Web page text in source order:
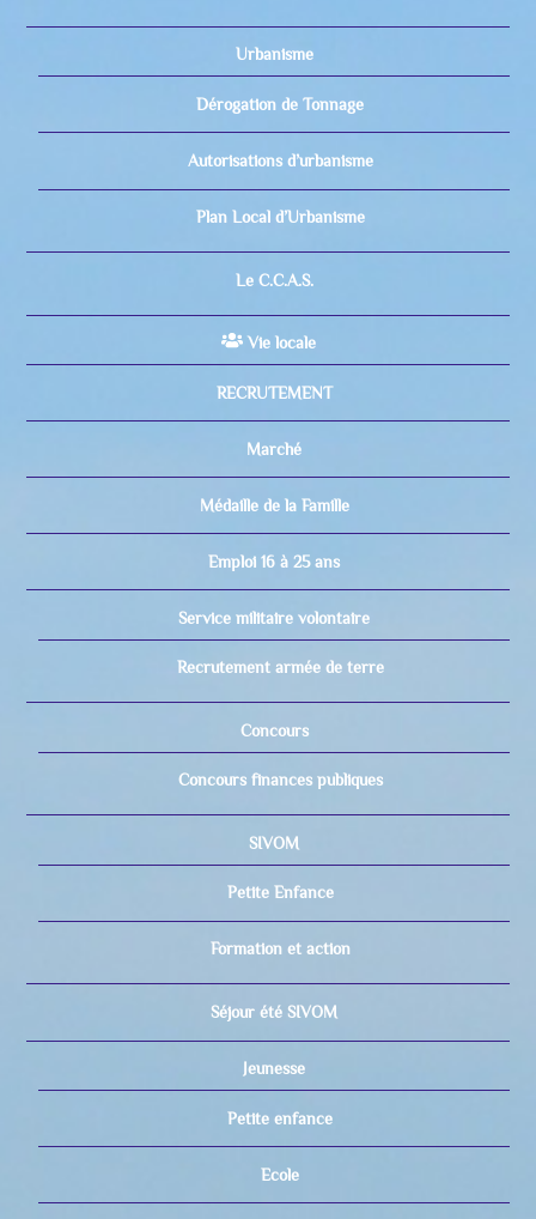
Urbanisme
Dérogation de Tonnage
Autorisations d’urbanisme
Plan Local d’Urbanisme
Le C.C.A.S.
Vie locale
RECRUTEMENT
Marché
Médaille de la Famille
Emploi 16 à 25 ans
Service militaire volontaire
Recrutement armée de terre
Concours
Concours finances publiques
SIVOM
Petite Enfance
Formation et action
Séjour été SIVOM
Jeunesse
Petite enfance
Ecole